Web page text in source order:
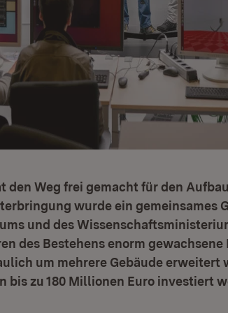
den Weg frei gemacht für den
wurde ein gemeinsames
und des
des Bestehens enorm
um mehrere Gebäude erweitert
bis zu 180 Millionen Euro investiert